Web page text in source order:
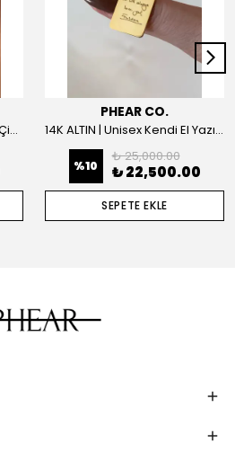
14K ALTIN | Unisex İstediğini Çizdir Kolye
PHEAR CO.
14K ALTIN | Unisex Kendi El Yazın ile İstediğini Yazdır Plaka Kolye
%10
₺ 25,000.00
₺ 22,500.00
SEPETE EKLE